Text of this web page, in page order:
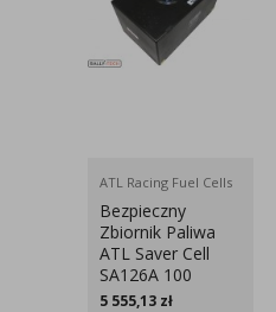
ATL Racing Fuel Cells
Bezpieczny
Zbiornik Paliwa
ATL Saver Cell
SA126A 100
Litrów
5 555,13 zł